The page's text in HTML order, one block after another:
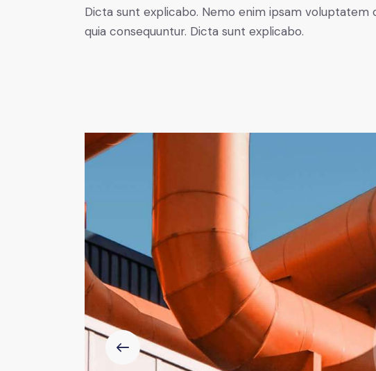
Dicta sunt explicabo. Nemo enim ipsam
quia consequuntur. Dicta sunt explicabo.